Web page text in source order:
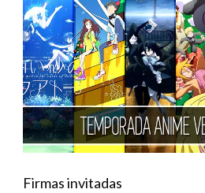
Firmas invitadas